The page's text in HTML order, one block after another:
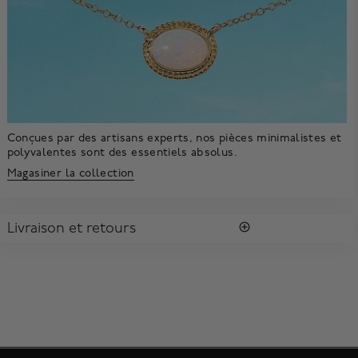
Conçues par des artisans experts, nos pièces minimalistes et
polyvalentes sont des essentiels absolus.
Magasiner la collection
Livraison et retours
livraisons requièrent une signature confirmant sa réception.